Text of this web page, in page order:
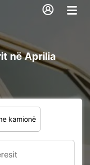
në Aprilia
kamionë